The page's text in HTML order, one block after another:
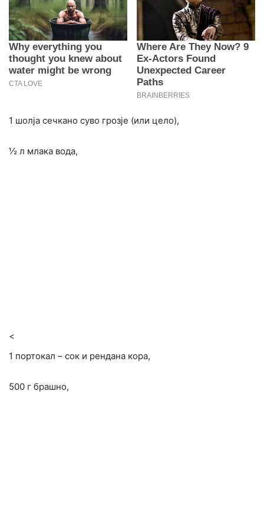
1 шолја сечкано суво грозје (или цело),
½ л млака вода,
<
1 портокал – сок и рендана кора,
500 г брашно,